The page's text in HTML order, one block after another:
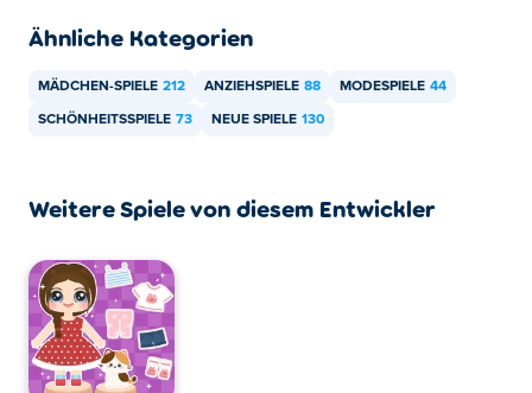
Ähnliche Kategorien
MÄDCHEN-SPIELE 212 ANZIEHSPIELE 88 MODESPIELE 44
SCHÖNHEITSSPIELE 73 NEUE SPIELE 130
Weitere Spiele von diesem Entwickler